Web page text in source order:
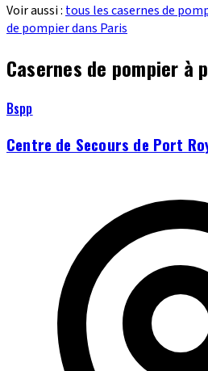
Voir aussi : tous les casernes de
de pompier dans Paris
Casernes de pompier à
Bspp
Centre de Secours de Port